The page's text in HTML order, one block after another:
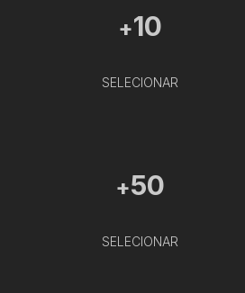
+10
SELECIONAR
+50
SELECIONAR